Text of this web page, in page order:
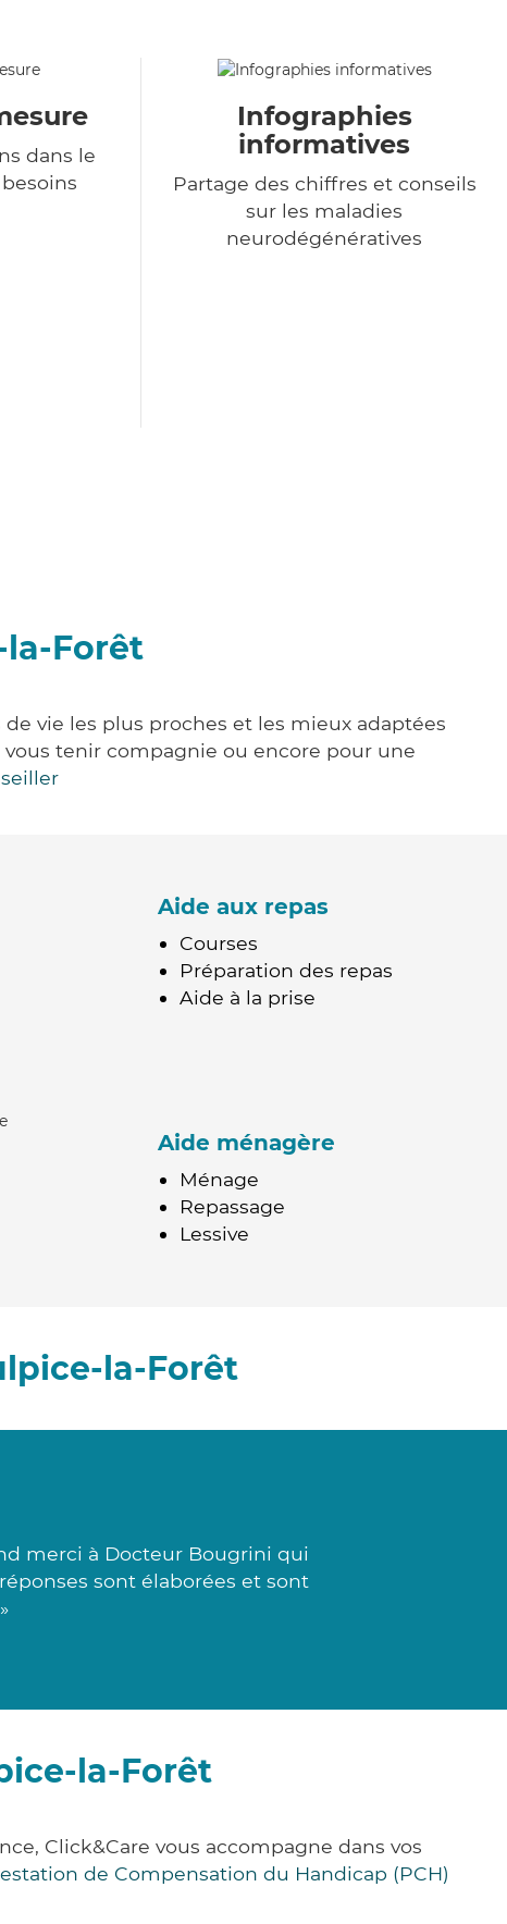
dans le
Infographies
informatives
Partage des chiffres et conseils
sur les maladies
neurodégénératives
la-Forêt
vie les plus proches et les mieux adaptées
tenir compagnie ou encore pour une
Aide aux repas
Courses
Préparation des repas
Aide à la prise
Aide ménagère
Ménage
Repassage
Lessive
la-Forêt
merci à Docteur Bougrini qui
sont élaborées et sont
la-Forêt
Click&Care vous accompagne dans vos
de Compensation du Handicap (PCH)